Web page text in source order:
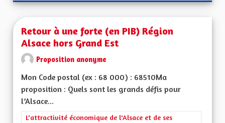
Retour à une forte (en PIB) Région
Alsace hors Grand Est
Proposition anonyme
Mon Code postal (ex : 68 000) : 68510Ma
proposition : Quels sont les grands défis pour
l’Alsace...
Filtrer les résultats de la catégorie : L'attractivité
L'attractivité économique de l'Alsace et de ses